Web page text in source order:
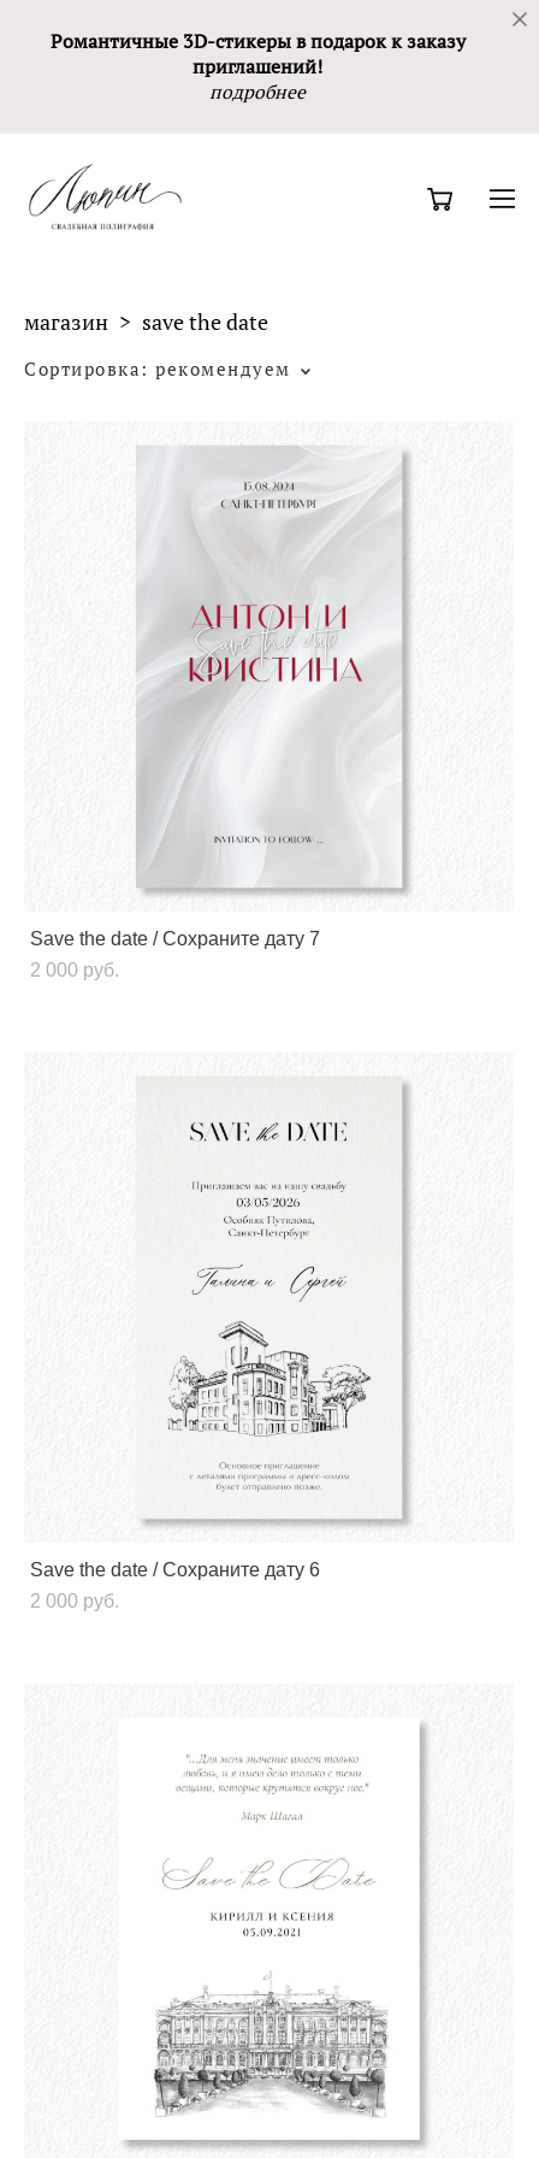
Романтичные 3D-стикеры в подарок к заказу
приглашений!
подробнее
магазин > save the date
Сортировка: рекомендуем
Save the date / Сохраните дату 7
2 000 pуб.
Save the date / Сохраните дату 6
2 000 pуб.